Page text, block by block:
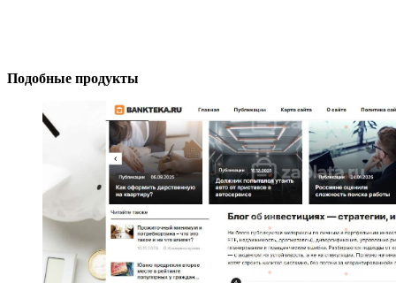
Подобные продукты